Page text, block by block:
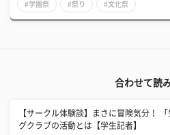
#学園祭 #祭り #文化祭
合わせて読
【サークル体験談】まさに冒険気分！
グクラブの活動とは【学生記者】